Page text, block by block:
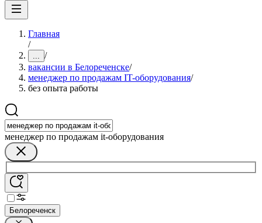
Главная
/
... /
вакансии в Белореченске/
менеджер по продажам IT-оборудования/
без опыта работы
менеджер по продажам it-оборудования
Белореченск